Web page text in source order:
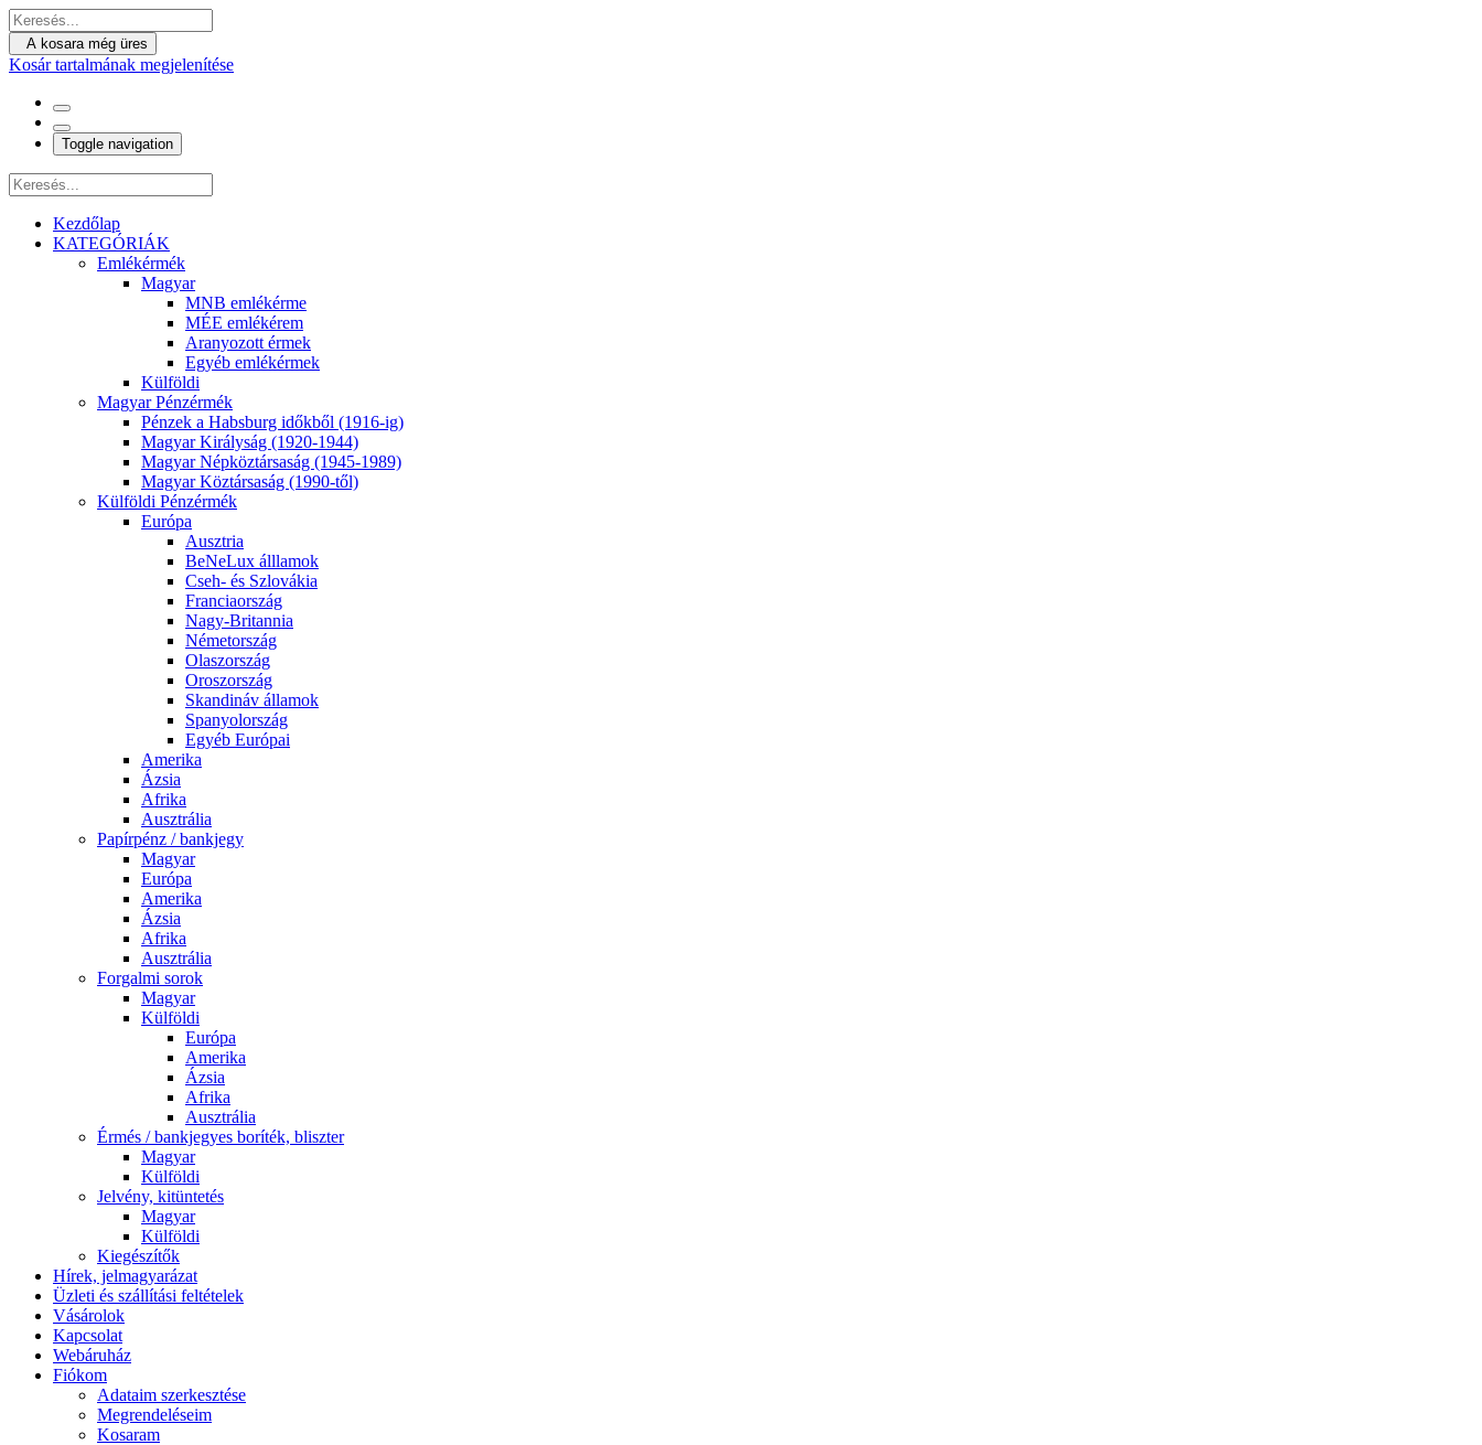
A kosara még üres
Kosár tartalmának megjelenítése
Toggle navigation
Kezdőlap
KATEGÓRIÁK
Emlékérmék
Magyar
MNB emlékérme
MÉE emlékérem
Aranyozott érmek
Egyéb emlékérmek
Külföldi
Magyar Pénzérmék
Pénzek a Habsburg időkből (1916-ig)
Magyar Királyság (1920-1944)
Magyar Népköztársaság (1945-1989)
Magyar Köztársaság (1990-től)
Külföldi Pénzérmék
Európa
Ausztria
BeNeLux álllamok
Cseh- és Szlovákia
Franciaország
Nagy-Britannia
Németország
Olaszország
Oroszország
Skandináv államok
Spanyolország
Egyéb Európai
Amerika
Ázsia
Afrika
Ausztrália
Papírpénz / bankjegy
Magyar
Európa
Amerika
Ázsia
Afrika
Ausztrália
Forgalmi sorok
Magyar
Külföldi
Európa
Amerika
Ázsia
Afrika
Ausztrália
Érmés / bankjegyes boríték, bliszter
Magyar
Külföldi
Jelvény, kitüntetés
Magyar
Külföldi
Kiegészítők
Hírek, jelmagyarázat
Üzleti és szállítási feltételek
Vásárolok
Kapcsolat
Webáruház
Fiókom
Adataim szerkesztése
Megrendeléseim
Kosaram